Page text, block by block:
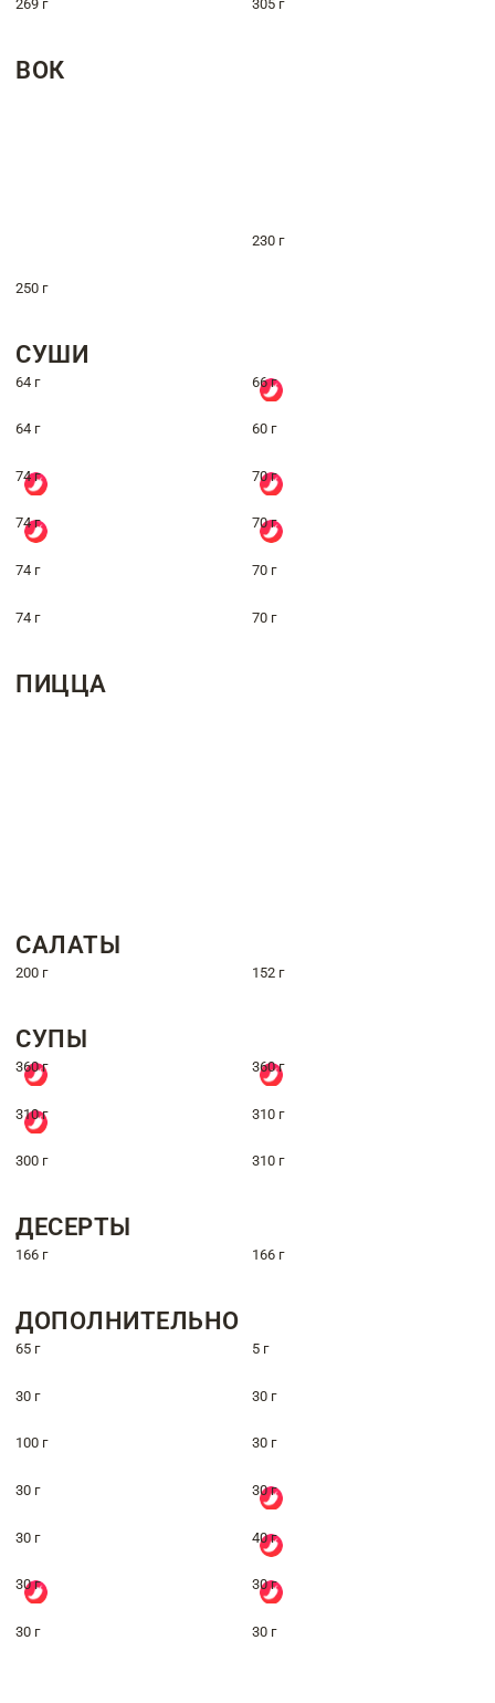
269 г 305 г
ВОК
230 г
250 г
СУШИ
64 г 66 г
64 г 60 г
74 г 70 г
74 г 70 г
74 г 70 г
74 г 70 г
ПИЦЦА
САЛАТЫ
200 г 152 г
СУПЫ
360 г 360 г
310 г 310 г
300 г 310 г
ДЕСЕРТЫ
166 г 166 г
ДОПОЛНИТЕЛЬНО
65 г 5 г
30 г 30 г
100 г 30 г
30 г 30 г
30 г 40 г
30 г 30 г
30 г 30 г